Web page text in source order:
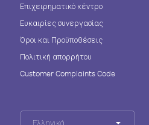
Επιχειρηματικό κέντρο
Ευκαιρίες συνεργασίας
Όροι και Προϋποθέσεις
Πολιτική απορρήτου
Customer Complaints Code
Ελληνικά